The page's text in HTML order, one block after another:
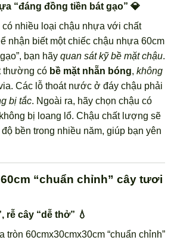
“đáng đồng tiền bát gạo” 💎
nhiều loại chậu nhựa với chất
nhận biết một chiếc chậu nhựa 60cm
bạn hãy quan sát kỹ bề mặt chậu.
thường có bề mặt nhẵn bóng, không
Các lỗ thoát nước ở đáy chậu phải
bị tắc. Ngoài ra, hãy chọn chậu có
bị loang lổ. Chậu chất lượng sẽ
bền trong nhiều năm, giúp bạn yên
“chuẩn chỉnh” cây tươi
rễ cây “dễ thở” 💧
tròn 60cmx30cmx30cm “chuẩn chỉnh”